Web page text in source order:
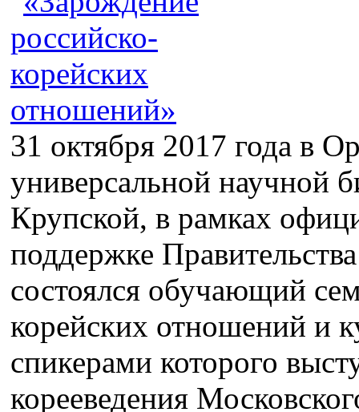
31 октября 2017 года в
универсальной научной
Крупской, в рамках
поддержке
состоялся обучающий
корейских отношений и
спикерами которого
корееведения